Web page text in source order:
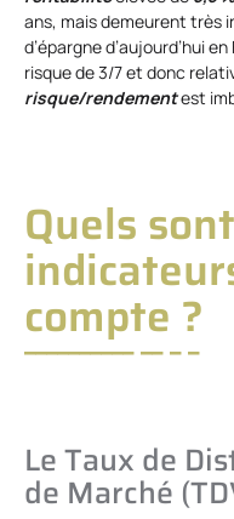
ans, mais demeurent très
d’épargne d’aujourd’hui
risque de 3/7 et donc
risque/rendementest
Quels
compte ?
Le Taux de
de Marché